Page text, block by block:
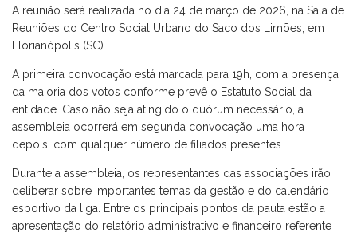
A reunião será realizada no dia 24 de março de 2026, na Sala de
Reuniões do Centro Social Urbano do Saco dos Limões, em
Florianópolis (SC).
A primeira convocação está marcada para 19h, com a presença
da maioria dos votos conforme prevê o Estatuto Social da
entidade. Caso não seja atingido o quórum necessário, a
assembleia ocorrerá em segunda convocação uma hora
depois, com qualquer número de filiados presentes.
Durante a assembleia, os representantes das associações irão
deliberar sobre importantes temas da gestão e do calendário
esportivo da liga. Entre os principais pontos da pauta estão a
apresentação do relatório administrativo e financeiro referente